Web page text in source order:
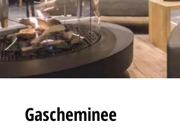
Gascheminee